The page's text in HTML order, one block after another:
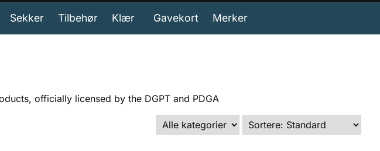
Sekker Tilbehør Klær Gavekort Merker
officially licensed by the DGPT and PDGA